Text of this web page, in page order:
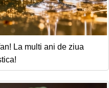
La multi ani de ziua